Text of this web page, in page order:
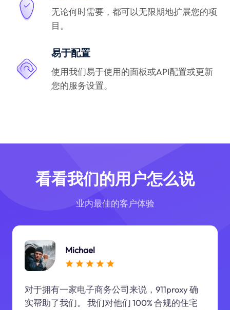
无论何时需要，都可以无限期地扩展您的项
目。
易于配置
使用我们易于使用的面板或API配置或更新
您的服务设置。
看看我们的用户怎么说
业内最佳的客户体验
Michael
对于拥有一家电子商务公司来说，911proxy 确
实帮助了我们。 我们对他们 100% 合规的住宅